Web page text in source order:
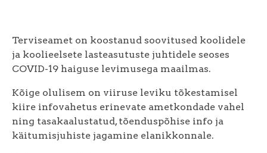
Terviseamet on koostanud soovitused koolidele
ja koolieelsete lasteasutuste juhtidele seoses
COVID-19 haiguse levimusega maailmas.
Kõige olulisem on viiruse leviku tõkestamisel
kiire infovahetus erinevate ametkondade vahel
ning tasakaalustatud, tõenduspõhise info ja
käitumisjuhiste jagamine elanikkonnale.